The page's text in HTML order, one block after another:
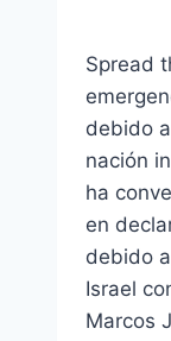
Spread
debido
nación
ha
en
debido
Israel
Marcos